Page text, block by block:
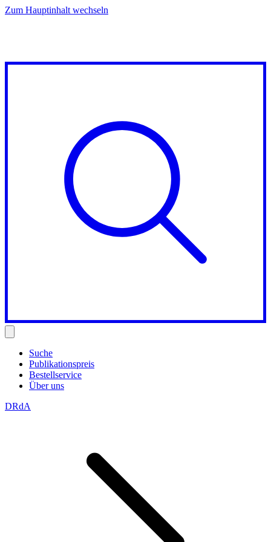
Zum Hauptinhalt wechseln
Suche
Publikationspreis
Bestellservice
Über uns
DRdA